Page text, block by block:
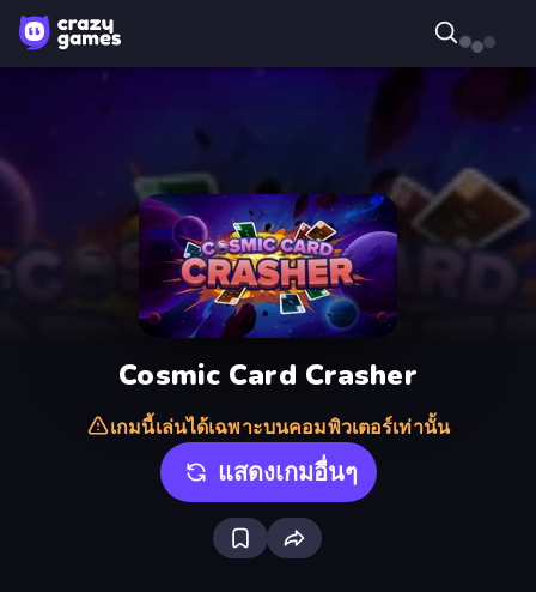
Cosmic Card Crasher
เกมนี้เล่นได้เฉพาะบนคอมพิวเตอร์เท่านั้น
แสดงเกมอื่นๆ